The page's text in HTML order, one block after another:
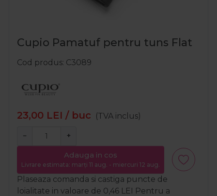
Cupio Pamatuf pentru tuns Flat
Cod produs C3089
23,00 LEI / buc (TVA inclus)
− +
Adauga in cos
Livrare estimata: marți 11 aug. - miercuri 12 aug.
Plaseaza comanda si castiga puncte de
loialitate in valoare de 0,46 LEI Pentru a